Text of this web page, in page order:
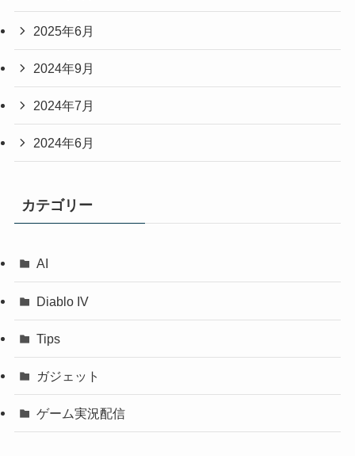
2025年6月
2024年9月
2024年7月
2024年6月
カテゴリー
AI
Diablo IV
Tips
ガジェット
ゲーム実況配信